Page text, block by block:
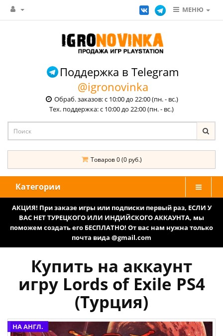
МЕНЮ
Поддержка в Telegram
@igronovinka
Обраб. заказов: с 10:00 до 22:00 (пн. - вс.)
Тех. поддержка: с 10:00 до 22:00 (пн. - вс.)
Товаров 0 (0 руб.)
Категории
АКЦИЯ! При заказе игры или подписки первый раз, ЕСЛИ У
ВАС НЕТ ТУРЕЦКОГО ИЛИ ИНДИЙСКОГО АККАУНТА, мы
поможем создать его БЕСПЛАТНО! От вас нам нужна только
почта вида @gmail.com
Купить на аккаунт
игру Lords of Exile PS4
(Турция)
НА АНГЛ.